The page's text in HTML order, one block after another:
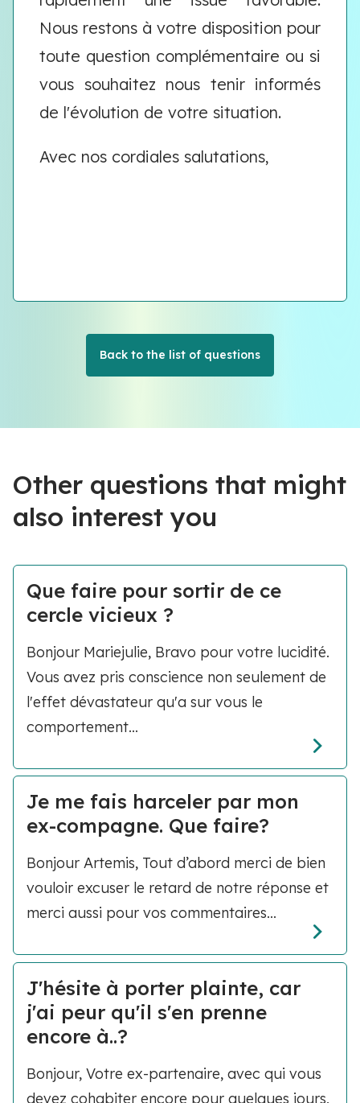
Nous restons à votre disposition pour
toute question complémentaire ou si
vous souhaitez nous tenir informés
de l'évolution de votre situation.
Avec nos cordiales salutations,
Back to the list of questions
Other questions that might
also interest you
Que faire pour sortir de ce
cercle vicieux ?
Bonjour Mariejulie, Bravo pour votre lucidité.
Vous avez pris conscience non seulement de
l'effet dévastateur qu'a sur vous le
comportement...
Je me fais harceler par mon
ex-compagne. Que faire?
Bonjour Artemis, Tout d’abord merci de bien
vouloir excuser le retard de notre réponse et
merci aussi pour vos commentaires...
J'hésite à porter plainte, car
j'ai peur qu'il s'en prenne
encore à..?
Bonjour, Votre ex-partenaire, avec qui vous
devez cohabiter encore pour quelques jours,